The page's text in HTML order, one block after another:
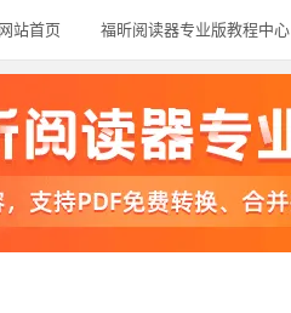
网站首页 福昕阅读器专业版教程中心